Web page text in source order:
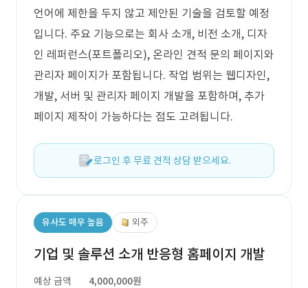
언어에 제한을 두지 않고 제안된 기술을 검토할 예정
입니다. 주요 기능으로는 회사 소개, 비전 소개, 디자
인 레퍼런스(포트폴리오), 온라인 견적 문의 페이지와
관리자 페이지가 포함됩니다. 작업 범위는 웹디자인,
개발, 서버 및 관리자 페이지 개발을 포함하며, 추가
페이지 제작이 가능하다는 점도 고려됩니다.
로그인 후 무료 견적 상담 받으세요.
유사도 매우 높음 외주
기업 및 솔루션 소개 반응형 홈페이지 개발
예상 금액
4,000,000원